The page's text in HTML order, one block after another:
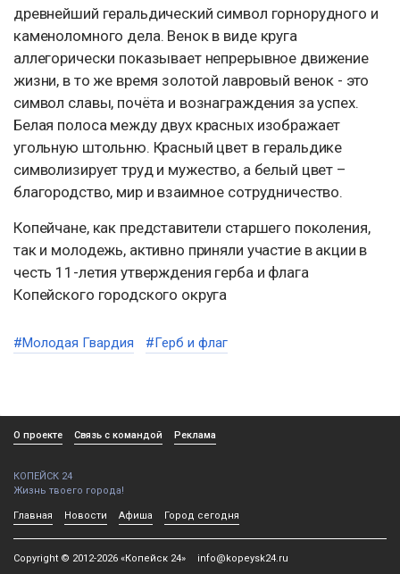
древнейший геральдический символ горнорудного и
каменоломного дела. Венок в виде круга
аллегорически показывает непрерывное движение
жизни, в то же время золотой лавровый венок - это
символ славы, почёта и вознаграждения за успех.
Белая полоса между двух красных изображает
угольную штольню. Красный цвет в геральдике
символизирует труд и мужество, а белый цвет –
благородство, мир и взаимное сотрудничество.
Копейчане, как представители старшего поколения,
так и молодежь, активно приняли участие в акции в
честь 11-летия утверждения герба и флага
Копейского городского округа
#Молодая Гвардия #Герб и флаг
О проекте Связь с командой Реклама
КОПЕЙСК 24
Жизнь твоего города!
Главная Новости Афиша Город сегодня
Copyright © 2012-2026 «Копейск 24» info@kopeysk24.ru